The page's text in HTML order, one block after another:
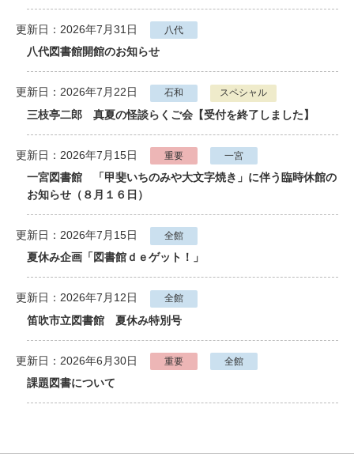
更新日：2026年7月31日 八代
八代図書館開館のお知らせ
更新日：2026年7月22日 石和 スペシャル
三枝亭二郎 真夏の怪談らくご会【受付を終了しました】
更新日：2026年7月15日 重要 一宮
一宮図書館 「甲斐いちのみや大文字焼き」に伴う臨時休館の
お知らせ（８月１６日）
更新日：2026年7月15日 全館
夏休み企画「図書館ｄｅゲット！」
更新日：2026年7月12日 全館
笛吹市立図書館 夏休み特別号
更新日：2026年6月30日 重要 全館
課題図書について